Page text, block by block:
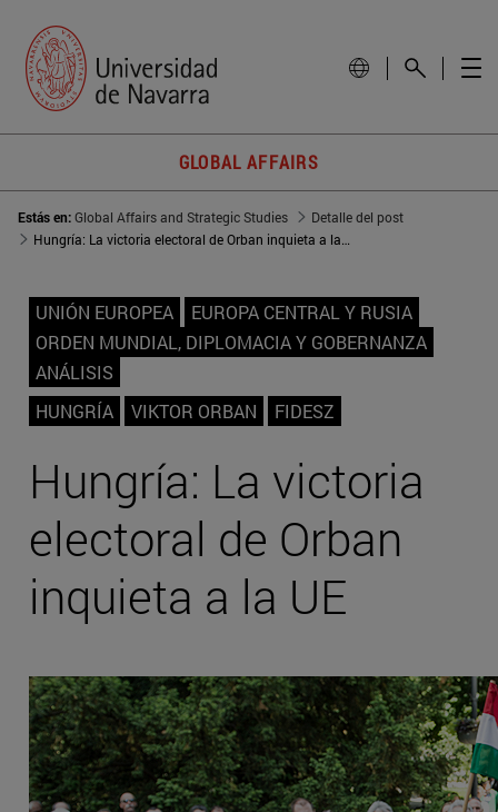
GLOBAL AFFAIRS
Estás en:Global Affairs and Strategic Studies
Detalle del post
Hungría: La victoria electoral de Orban inquieta a la UE
UNIÓN EUROPEA
EUROPA CENTRAL Y RUSIA
ORDEN MUNDIAL, DIPLOMACIA Y GOBERNANZA
ANÁLISIS
HUNGRÍA
VIKTOR ORBAN FIDESZ
Hungría: La victoria
electoral de Orban
inquieta a la UE